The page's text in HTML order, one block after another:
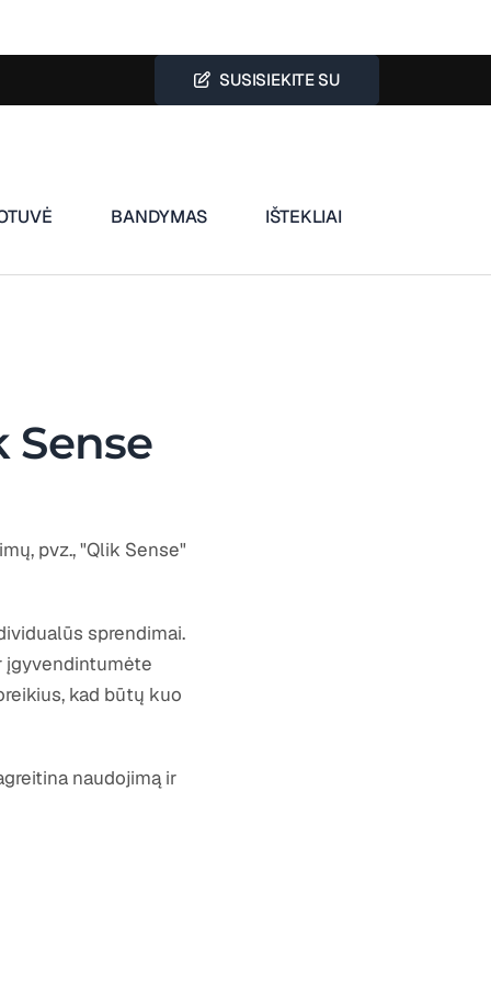
SUSISIEKITE SU
BANDYMAS IŠTEKLIAI
pvz., "Qlik Sense"
sprendimai.
įgyvendintumėte
kad būtų kuo
naudojimą ir